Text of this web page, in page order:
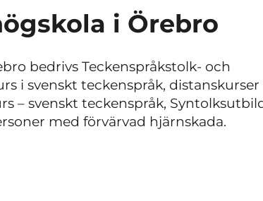
i Örebro
bedrivs Teckenspråkstolk- och
i svenskt teckenspråk, distanskurser
– svenskt teckenspråk,
med förvärvad hjärnskada.